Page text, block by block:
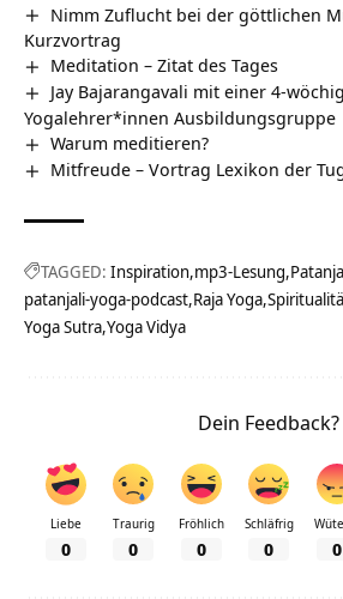
Nimm Zuflucht bei der göttlichen
Kurzvortrag
Meditation – Zitat des Tages
Jay Bajarangavali mit einer 4-
Yogalehrer*innen Ausbildungsgruppe
Warum meditieren?
Mitfreude – Vortrag Lexikon der
TAGGED: Inspiration mp3-Lesung
patanjali-yoga-podcast Raja Yoga
Yoga Sutra Yoga Vidya
Dein Feedback?
Liebe
0
Traurig
0
Fröhlich
0
Schläfrig
0 0